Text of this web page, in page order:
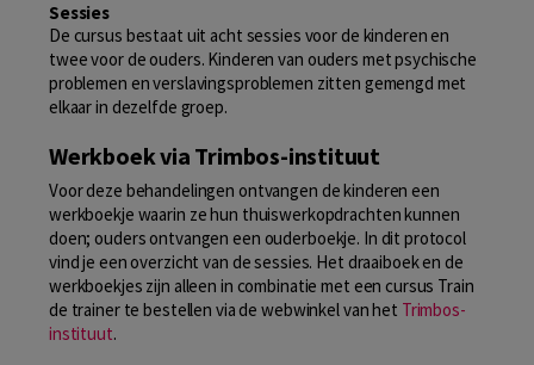
Sessies
De cursus bestaat uit acht sessies voor de kinderen en
twee voor de ouders. Kinderen van ouders met psychische
problemen en verslavingsproblemen zitten gemengd met
elkaar in dezelfde groep.
Werkboek via Trimbos-instituut
Voor deze behandelingen ontvangen de kinderen een
werkboekje waarin ze hun thuiswerkopdrachten kunnen
doen; ouders ontvangen een ouderboekje. In dit protocol
vind je een overzicht van de sessies. Het draaiboek en de
werkboekjes zijn alleen in combinatie met een cursus Train
de trainer te bestellen via de webwinkel van het Trimbos-
instituut.